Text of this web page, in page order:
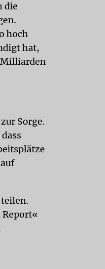
die
hoch
hat,
Sorge.
Report«